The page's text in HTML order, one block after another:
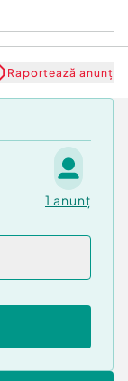
Raportează anunț
1 anunț